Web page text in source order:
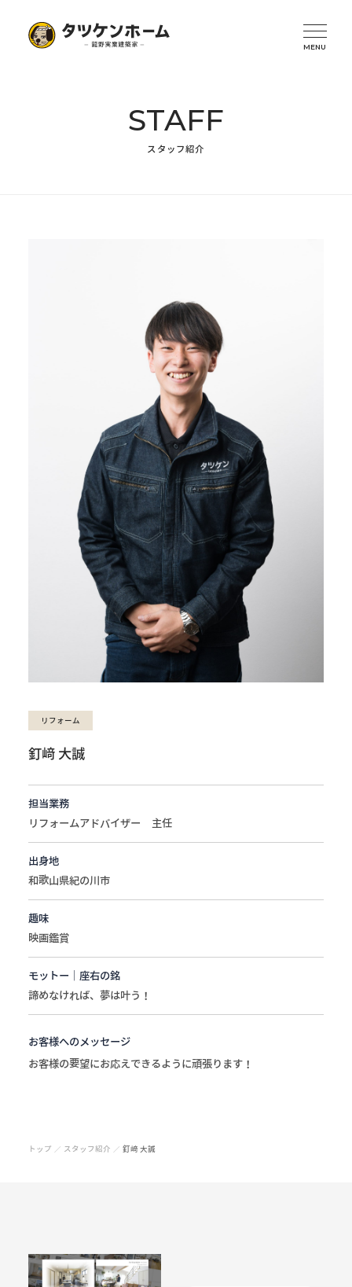
STAFF
スタッフ紹介
リフォーム
釘﨑 大誠
担当業務
リフォームアドバイザー 主任
出身地
和歌山県紀の川市
趣味
映画鑑賞
モットー｜座右の銘
諦めなければ、夢は叶う！
お客様へのメッセージ
お客様の要望にお応えできるように頑張ります！
トップ ／ スタッフ紹介 ／ 釘﨑 大誠